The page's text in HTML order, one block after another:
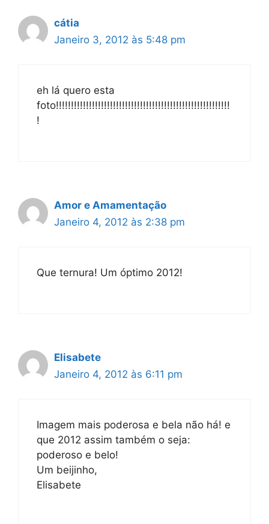
cátia
Janeiro 3, 2012 às 5:48 pm
eh lá quero esta
foto!!!!!!!!!!!!!!!!!!!!!!!!!!!!!!!!!!!!!!!!!!!!!!!!!!!!!!!!!!
!
Amor e Amamentação
Janeiro 4, 2012 às 2:38 pm
Que ternura! Um óptimo 2012!
Elisabete
Janeiro 4, 2012 às 6:11 pm
Imagem mais poderosa e bela não há! e
que 2012 assim também o seja:
poderoso e belo!
Um beijinho,
Elisabete